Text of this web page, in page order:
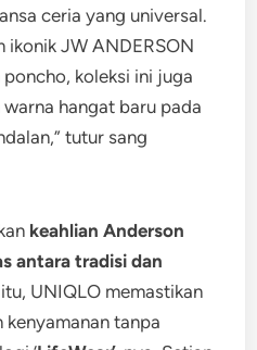
ceria yang universal.
ikonik JW ANDERSON
koleksi ini juga
hangat baru pada
tutur sang
keahlian Anderson
antara tradisi dan
UNIQLO memastikan
kenyamanan tanpa